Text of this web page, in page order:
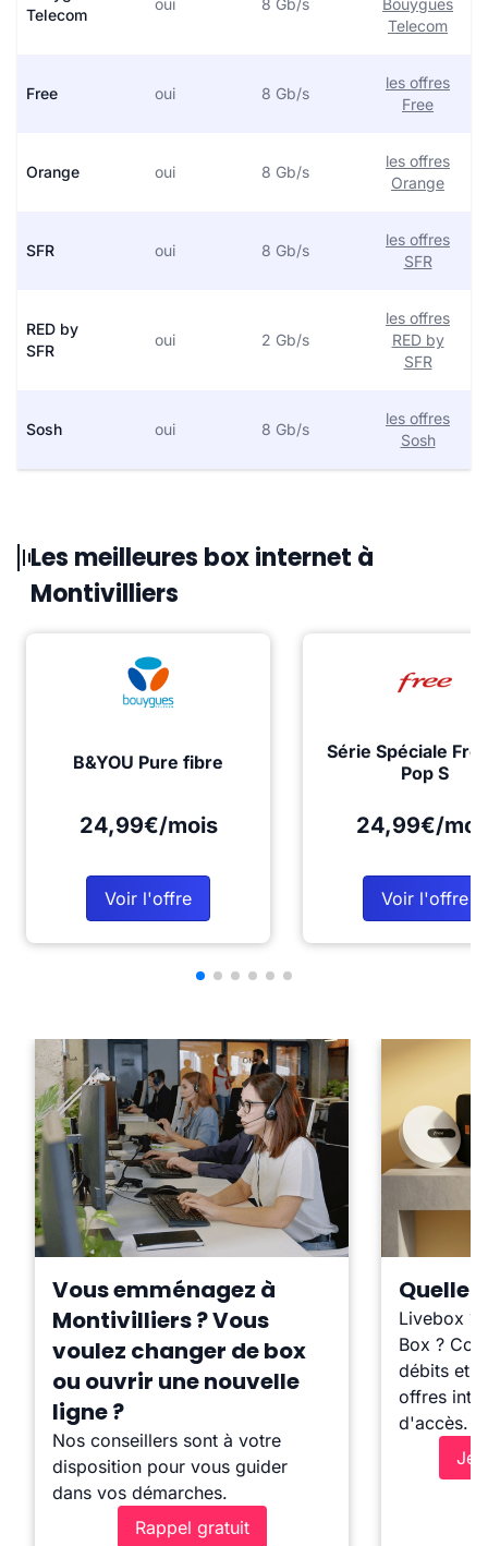
Telecom
oui 8 Gb/s
Bouygues
Telecom
Free oui 8 Gb/s
les offres
Free
Orange oui 8 Gb/s
les offres
Orange
SFR oui 8 Gb/s
les offres
SFR
RED by
SFR
oui 2 Gb/s
les offres
RED by
SFR
Sosh oui 8 Gb/s
les offres
Sosh
Les meilleures box internet à
Montivilliers
B&YOU Pure fibre
24,99€/mois
Voir l'offre
Série Spéciale
Pop S
24,99€/
Voir l'offre
Vous emménagez à
Montivilliers ? Vous
voulez changer de box
ou ouvrir une nouvelle
ligne ?
Nos conseillers sont à votre
disposition pour vous guider
dans vos démarches.
Rappel gratuit
Quelle
Livebox ?
Box ?
débits et
offres
d'accès.
Je